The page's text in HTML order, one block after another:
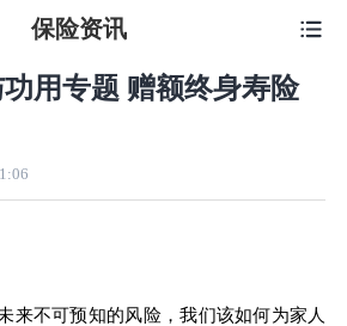
保险资讯
用专题 赠额终身寿险
来不可预知的风险，我们该如何为家人